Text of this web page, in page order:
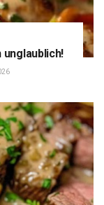
unglaublich!